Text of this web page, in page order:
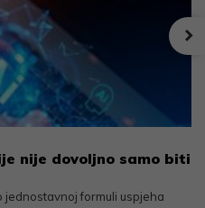
nije dovoljno samo biti
jednostavnoj formuli uspjeha